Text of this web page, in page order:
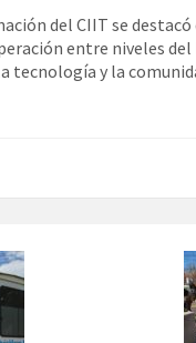
del CIIT se
entre niveles
tecnología y la